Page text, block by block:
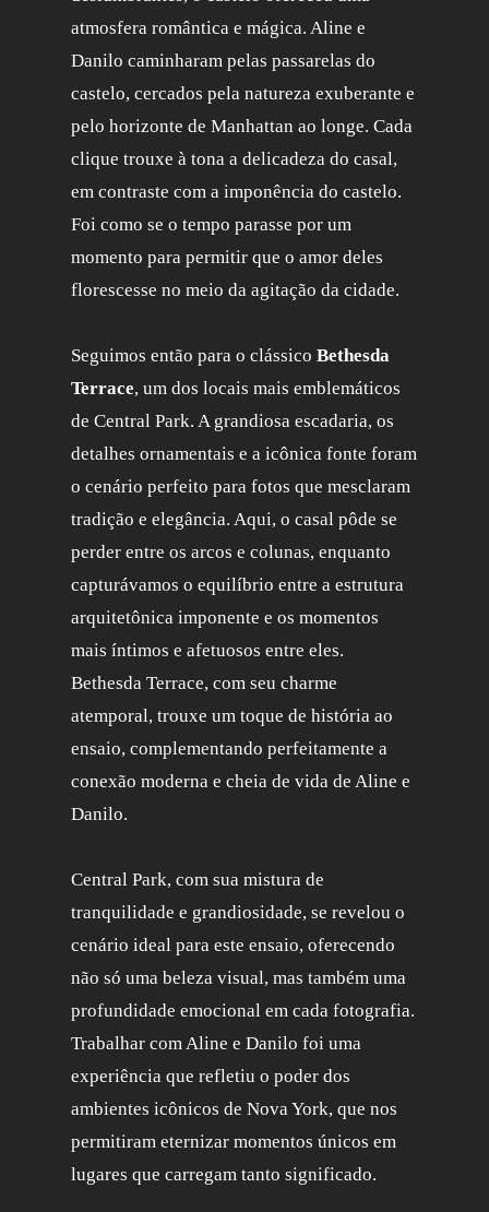
atmosfera romântica e mágica. Aline e
Danilo caminharam pelas passarelas do
castelo, cercados pela natureza exuberante e
pelo horizonte de Manhattan ao longe. Cada
clique trouxe à tona a delicadeza do casal,
em contraste com a imponência do castelo.
Foi como se o tempo parasse por um
momento para permitir que o amor deles
florescesse no meio da agitação da cidade.
Seguimos então para o clássicoBethesda
Terrace, um dos locais mais emblemáticos
de Central Park. A grandiosa escadaria, os
detalhes ornamentais e a icônica fonte foram
o cenário perfeito para fotos que mesclaram
tradição e elegância. Aqui, o casal pôde se
perder entre os arcos e colunas, enquanto
capturávamos o equilíbrio entre a estrutura
arquitetônica imponente e os momentos
mais íntimos e afetuosos entre eles.
Bethesda Terrace, com seu charme
atemporal, trouxe um toque de história ao
ensaio, complementando perfeitamente a
conexão moderna e cheia de vida de Aline e
Danilo.
Central Park, com sua mistura de
tranquilidade e grandiosidade, se revelou o
cenário ideal para este ensaio, oferecendo
não só uma beleza visual, mas também uma
profundidade emocional em cada fotografia.
Trabalhar com Aline e Danilo foi uma
experiência que refletiu o poder dos
ambientes icônicos de Nova York, que nos
permitiram eternizar momentos únicos em
lugares que carregam tanto significado.